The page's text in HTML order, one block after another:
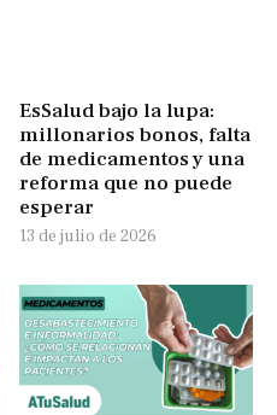
EsSalud bajo la lupa:
millonarios bonos, falta
de medicamentos y una
reforma que no puede
esperar
13 de julio de 2026